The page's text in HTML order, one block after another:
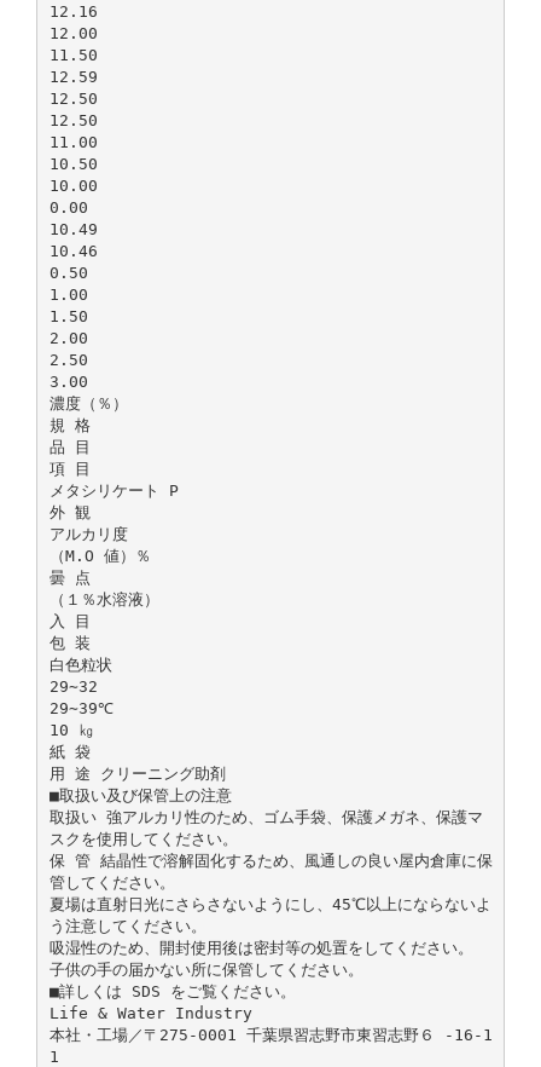
12.16
12.00
11.50
12.59
12.50
12.50
11.00
10.50
10.00
0.00
10.49
10.46
0.50
1.00
1.50
2.00
2.50
3.00
濃度（％）
規 格
品 目
項 目
メタシリケート P
外 観
アルカリ度
（M.O 値）％
曇 点
（１％水溶液）
入 目
包 装
白色粒状
29∼32
29∼39℃
10 ㎏
紙 袋
用 途 クリーニング助剤
■取扱い及び保管上の注意
取扱い 強アルカリ性のため、ゴム手袋、保護メガネ、保護マ
スクを使用してください。
保 管 結晶性で溶解固化するため、風通しの良い屋内倉庫に保
管してください。
夏場は直射日光にさらさないようにし、45℃以上にならないよ
う注意してください。
吸湿性のため、開封使用後は密封等の処置をしてください。
子供の手の届かない所に保管してください。
■詳しくは SDS をご覧ください。
Life & Water Industry
本社・工場／〒275-0001 千葉県習志野市東習志野６ -16-1
1